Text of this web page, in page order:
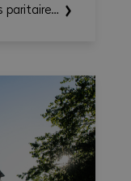
paritaires
base